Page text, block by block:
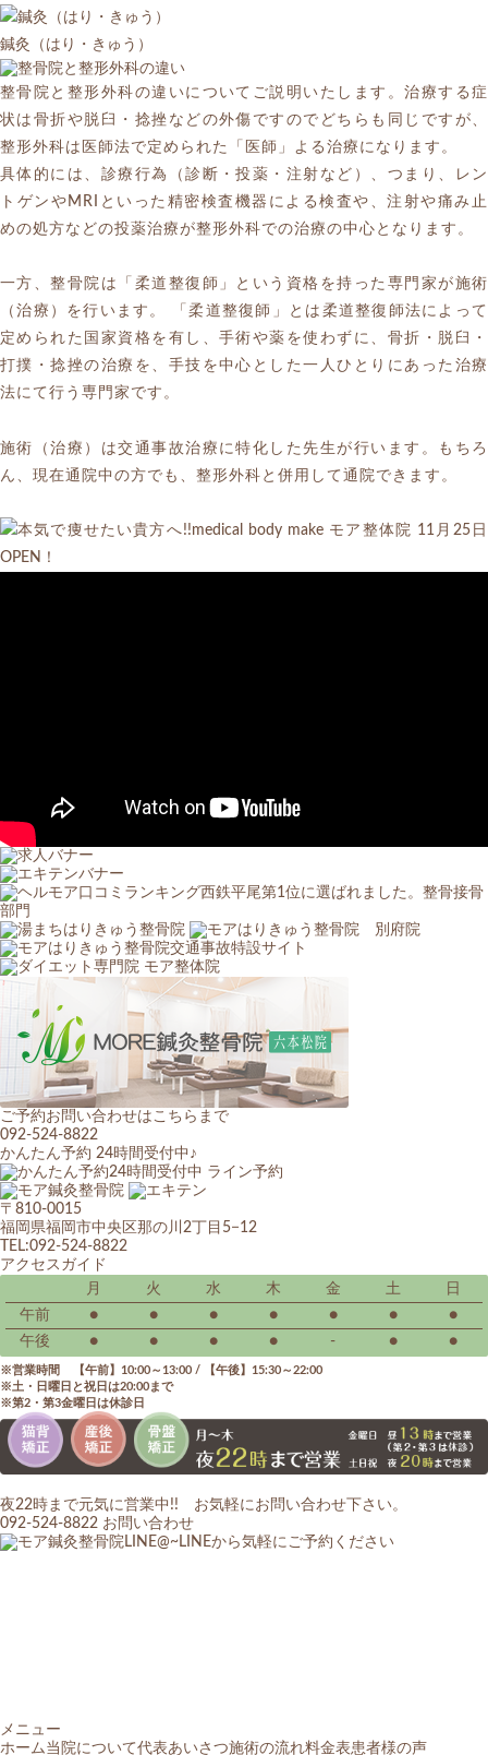
鍼灸（はり・きゅう）
整骨院と整形外科の違いについてご説明いたします。治療する症
状は骨折や脱臼・捻挫などの外傷ですのでどちらも同じですが、
整形外科は医師法で定められた「医師」よる治療になります。
具体的には、診療行為（診断・投薬・注射など）、つまり、レン
トゲンやMRIといった精密検査機器による検査や、注射や痛み止
めの処方などの投薬治療が整形外科での治療の中心となります。
一方、整骨院は「柔道整復師」という資格を持った専門家が施術
（治療）を行います。 「柔道整復師」とは柔道整復師法によって
定められた国家資格を有し、手術や薬を使わずに、骨折・脱臼・
打撲・捻挫の治療を、手技を中心とした一人ひとりにあった治療
法にて行う専門家です。
施術（治療）は交通事故治療に特化した先生が行います。もちろ
ん、現在通院中の方でも、整形外科と併用して通院できます。
ご予約お問い合わせはこちらまで
092-524-8822
かんたん予約 24時間受付中♪
〒810-0015
福岡県福岡市中央区那の川2丁目5−12
TEL:092-524-8822
アクセスガイド
月
火 水 木 金 土
日
午前
● ● ● ● ● ●
●
午後
● ● ● ● - ● ●
営業時間 【午前】10:00～13:00 / 【午後】15:30～22:00
土・日曜日と祝日は20:00まで
第2・第3金曜日は休診日
夜22時まで元気に営業中!! お気軽にお問い合わせ下さい。
092-524-8822 お問い合わせ
メニュー
ホーム当院について代表あいさつ施術の流れ料金表患者様の声